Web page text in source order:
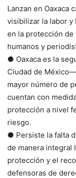
Lanzan en Oaxaca
visibilizar la labor y
en la protección
humanos y
● Oaxaca es la
Ciudad de
mayor número de
cuentan con
protección a nivel
riesgo.
● Persiste la falta
de manera integral
protección y el
defensoras de